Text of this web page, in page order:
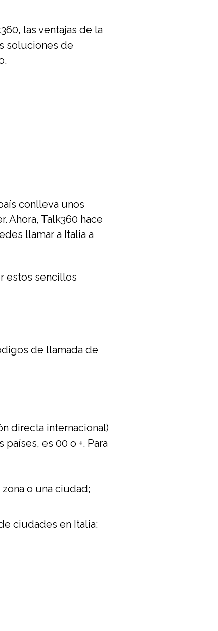
las ventajas de la
soluciones de
conlleva unos
Ahora, Talk360 hace
llamar a Italia a
estos sencillos
de llamada de
directa internacional)
es 00 o +. Para
o una ciudad;
ciudades en Italia: